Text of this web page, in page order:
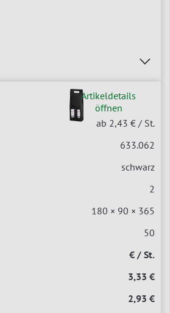
Artikeldetails
öffnen
ab 2,43 € / St.
633.062
schwarz
2
180 × 90 × 365
50
€ / St.
3,33 €
2,93 €